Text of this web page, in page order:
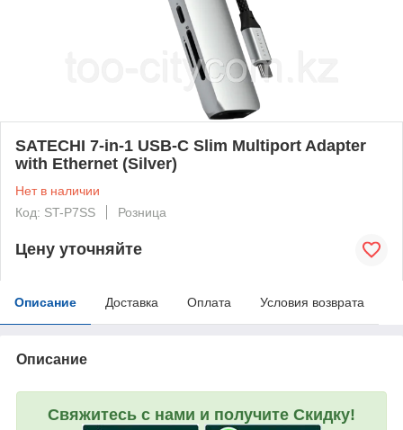
SATECHI 7-in-1 USB-C Slim Multiport Adapter
with Ethernet (Silver)
Нет в наличии
Код: ST-P7SS
Розница
Цену уточняйте
Описание Доставка Оплата Условия возврата
Описание
Свяжитесь с нами и получите Скидку!